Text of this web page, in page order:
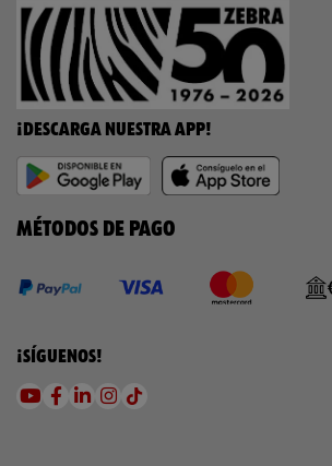
¡DESCARGA NUESTRA APP!
MÉTODOS DE PAGO
¡SÍGUENOS!